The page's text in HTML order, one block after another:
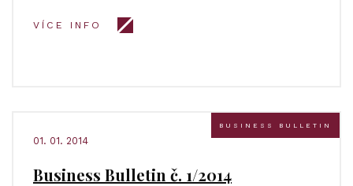
VÍCE INFO
BUSINESS BULLETIN
01. 01. 2014
Business Bulletin č. 1/2014